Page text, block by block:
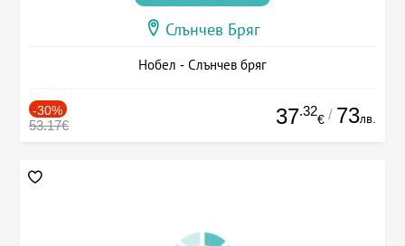
Слънчев Бряг
Нобел - Слънчев бряг
-30%
53.17€ 37.32
€ / 73лв.